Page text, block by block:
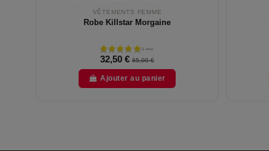
VÊTEMENTS FEMME
Robe Killstar Morgaine
32,50 € 65,00 €
Ajouter au panier